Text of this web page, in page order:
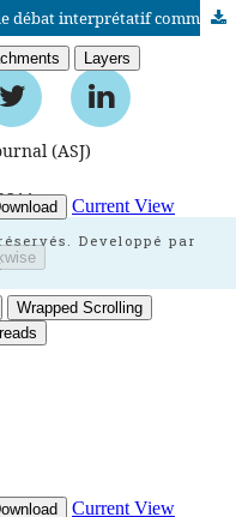
Du dire spontané à l’oral réflexif : le débat interprétatif comme levier de construction des savoirs littéraires au secondaire
(ASJ)
Developpé par